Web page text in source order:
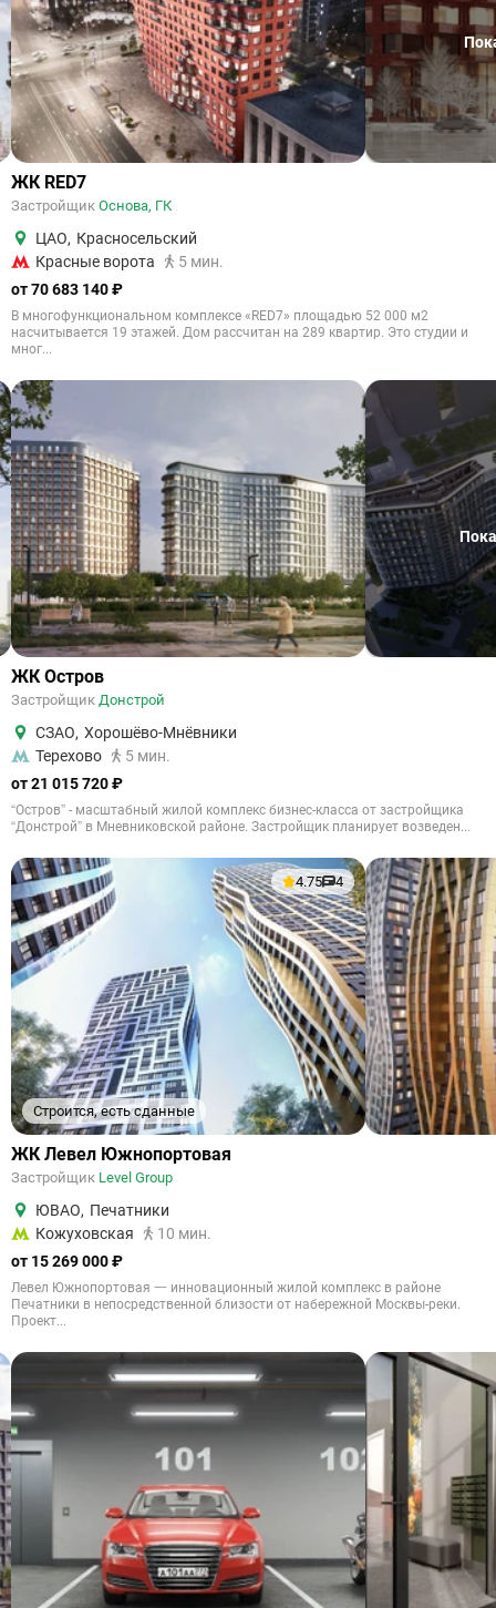
ЖК RED7
Застройщик Основа, ГК
ЦАО, Красносельский
Красные ворота
5 мин.
от 70 683 140 ₽
В многофункциональном комплексе «RED7» площадью 52 000 м2
насчитывается 19 этажей. Дом рассчитан на 289 квартир. Это студии и
мног...
ЖК Остров
Застройщик Донстрой
СЗАО, Хорошёво-Мнёвники
Терехово
5 мин.
от 21 015 720 ₽
“Остров” - масштабный жилой комплекс бизнес-класса от застройщика
“Донстрой” в Мневниковской районе. Застройщик планирует возведен...
Строится, есть сданные
4.75 4
ЖК Левел Южнопортовая
Застройщик Level Group
ЮВАО, Печатники
Кожуховская
10 мин.
от 15 269 000 ₽
Левел Южнопортовая 一 инновационный жилой комплекс в районе
Печатники в непосредственной близости от набережной Москвы-реки.
Проект...